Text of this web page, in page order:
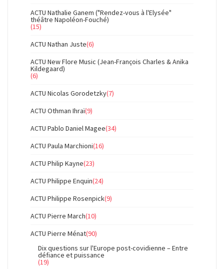
ACTU Nathalie Ganem ("Rendez-vous à l'Elysée"
théâtre Napoléon-Fouché)
(15)
ACTU Nathan Juste(6)
ACTU New Flore Music (Jean-François Charles & Anika
Kildegaard)
(6)
ACTU Nicolas Gorodetzky(7)
ACTU Othman Ihraï(9)
ACTU Pablo Daniel Magee(34)
ACTU Paula Marchioni(16)
ACTU Philip Kayne(23)
ACTU Philippe Enquin(24)
ACTU Philippe Rosenpick(9)
ACTU Pierre March(10)
ACTU Pierre Ménat(90)
Dix questions sur l'Europe post-covidienne – Entre
défiance et puissance
(19)